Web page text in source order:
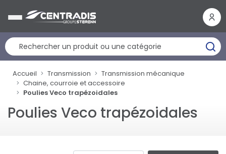
Accueil Transmission
Transmission mécanique
Chaine, courroie et accessoire
Poulies Veco trapézoidales
Poulies Veco trapézoidales